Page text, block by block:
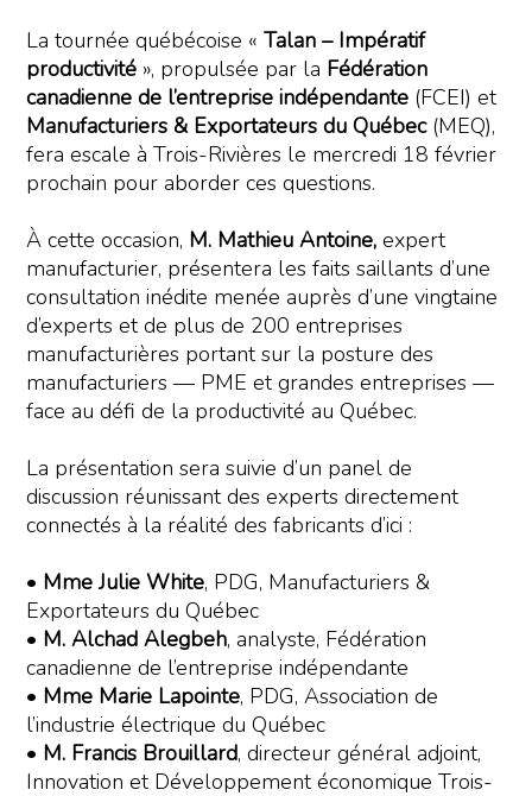
La tournée québécoise «Talan – Impératif
productivité », propulsée par la Fédération
canadienne de l’entreprise indépendante (FCEI) et
Manufacturiers & Exportateurs du Québec(MEQ),
fera escale à Trois-Rivières le mercredi 18 février
prochain pour aborder ces questions.
À cette occasion, M. Mathieu Antoine, expert
manufacturier, présentera les faits saillants d’une
consultation inédite menée auprès d’une vingtaine
d’experts et de plus de 200 entreprises
manufacturières portant sur la posture des
manufacturiers — PME et grandes entreprises —
face au défi de la productivité au Québec.
La présentation sera suivie d’un panel de
discussion réunissant des experts directement
connectés à la réalité des fabricants d’ici :
• Mme Julie White, PDG, Manufacturiers &
Exportateurs du Québec
• M. Alchad Alegbeh, analyste, Fédération
canadienne de l’entreprise indépendante
• Mme Marie Lapointe, PDG, Association de
l’industrie électrique du Québec
• M. Francis Brouillard, directeur général adjoint,
Innovation et Développement économique Trois-